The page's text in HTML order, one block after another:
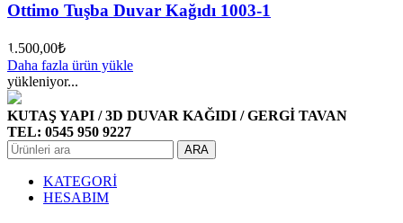
Ottimo Tuşba Duvar Kağıdı 1003-1
1.500,00₺
Daha fazla ürün yükle
yükleniyor...
KUTAŞ YAPI / 3D DUVAR KAĞIDI / GERGİ TAVAN
TEL: 0545 950 9227
ARA
KATEGORİ
HESABIM